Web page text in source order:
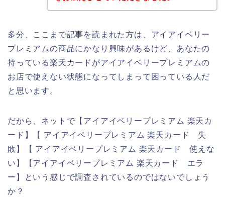
多分、ここまで記事を読まれた方は、アイアイベリー
プレミアムの商品にかなり興味があるけど、あなたの
持っている楽天カードがアイアイベリープレミアムの
お店で使えない状態になってしまって困っている人だ
と思います。
だから、ネットで【アイアイベリープレミアム 楽天カ
ード】【 アイアイベリープレミアム 楽天カード 失
敗】【 アイアイベリープレミアム 楽天カード 使えな
い】【アイアイベリープレミアム 楽天カード エラ
ー】という感じで調査されているのではないでしょう
か？